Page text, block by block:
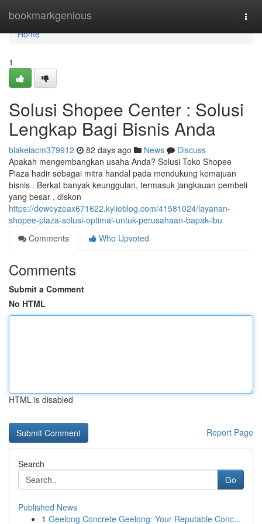
bookmarkgenious
Home
Home
1
Solusi Shopee Center : Solusi
Lengkap Bagi Bisnis Anda
blakeiacm379912 82 days ago News
Discuss
Apakah mengembangkan usaha Anda? Solusi Toko Shopee
Plaza hadir sebagai mitra handal pada mendukung kemajuan
bisnis . Berkat banyak keunggulan, termasuk jangkauan pembeli
yang besar , diskon
https://deweyzeax671622.kylieblog.com/41581024/layanan-
shopee-plaza-solusi-optimal-untuk-perusahaan-bapak-ibu
Comments
Who Upvoted
Comments
Submit a Comment
No HTML
HTML is disabled
Report Page
Search
Go
Published News
1 Geelong Concrete Geelong: Your Reputable Conc...